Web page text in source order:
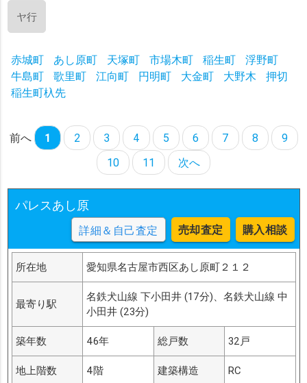
ヤ行
赤城町 あし原町 天塚町 市場木町 稲生町
浮野町
牛島町
歌里町 江向町 円明町 大金町 大野木
押切
稲生町杁先
前へ 1 2 3 4 5 6 7 8
9
10
11 次へ
パレスあし原
詳細＆自己査定 売却査定 購入相談
所在地 愛知県名古屋市西区あし原町２１２
最寄り駅
名鉄犬山線 下小田井 (17分)、名鉄犬山線 中
小田井 (23分)
築年数 46年 総戸数 32戸
地上階数 4階 建築構造 RC